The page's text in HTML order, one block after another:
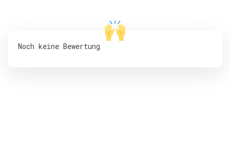
Noch keine Bewertung